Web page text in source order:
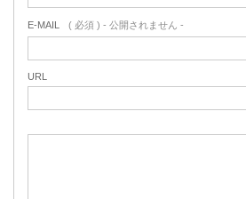
E-MAIL ( 必須 ) - 公開されません -
URL